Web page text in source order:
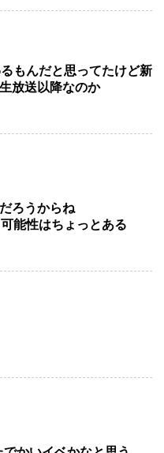
もんだと思ってたけど新
放送以降なのか
ろうからね
能性はちょっとある